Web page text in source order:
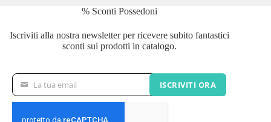
% Sconti Possedoni
Iscriviti alla nostra newsletter per ricevere subito fantastici
sconti sui prodotti in catalogo.
La
tua
La tua email ISCRIVITI ORA